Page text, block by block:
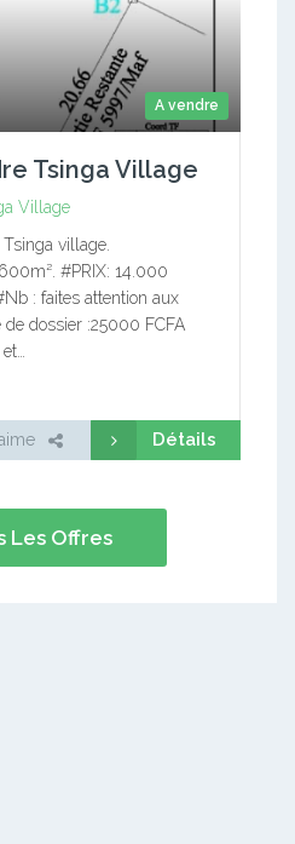
A vendre
Tsinga Village
Village
village.
#PRIX: 14.000
: faites attention aux
dossier :25000 FCFA
Détails
Les Offres